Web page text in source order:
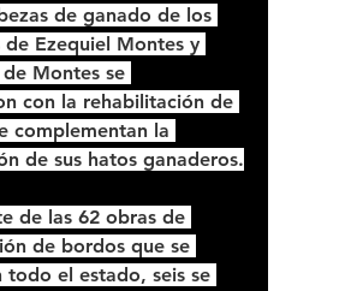
de ganado de los
de Ezequiel Montes y
Montes se
con la rehabilitación de
complementan la
de sus hatos ganaderos.
de las 62 obras de
de bordos que se
todo el estado, seis se